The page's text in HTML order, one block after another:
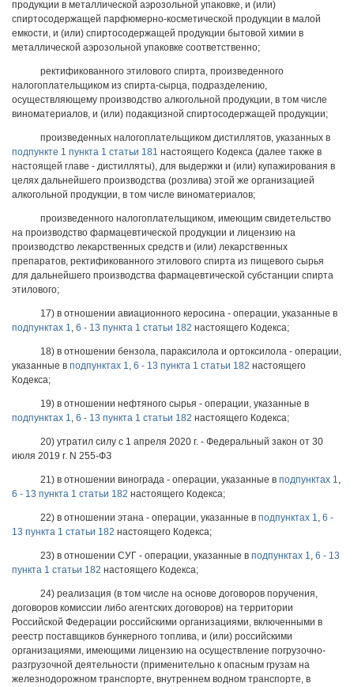
продукции в металлической аэрозольной упаковке, и (или)
спиртосодержащей парфюмерно-косметической продукции в малой
емкости, и (или) спиртосодержащей продукции бытовой химии в
металлической аэрозольной упаковке соответственно;
ректификованного этилового спирта, произведенного
налогоплательщиком из спирта-сырца, подразделению,
осуществляющему производство алкогольной продукции, в том числе
виноматериалов, и (или) подакцизной спиртосодержащей продукции;
произведенных налогоплательщиком дистиллятов, указанных в
подпункте 1 пункта 1 статьи 181 настоящего Кодекса (далее также в
настоящей главе - дистилляты), для выдержки и (или) купажирования в
целях дальнейшего производства (розлива) этой же организацией
алкогольной продукции, в том числе виноматериалов;
произведенного налогоплательщиком, имеющим свидетельство
на производство фармацевтической продукции и лицензию на
производство лекарственных средств и (или) лекарственных
препаратов, ректификованного этилового спирта из пищевого сырья
для дальнейшего производства фармацевтической субстанции спирта
этилового;
17) в отношении авиационного керосина - операции, указанные в
подпунктах 1, 6 - 13 пункта 1 статьи 182 настоящего Кодекса;
18) в отношении бензола, параксилола и ортоксилола - операции,
указанные в подпунктах 1, 6 - 13 пункта 1 статьи 182 настоящего
Кодекса;
19) в отношении нефтяного сырья - операции, указанные в
подпунктах 1, 6 - 13 пункта 1 статьи 182 настоящего Кодекса;
20) утратил силу с 1 апреля 2020 г. - Федеральный закон от 30
июля 2019 г. N 255-ФЗ
21) в отношении винограда - операции, указанные в подпунктах 1,
6 - 13 пункта 1 статьи 182 настоящего Кодекса;
22) в отношении этана - операции, указанные в подпунктах 1, 6 -
13 пункта 1 статьи 182 настоящего Кодекса;
23) в отношении СУГ - операции, указанные в подпунктах 1, 6 - 13
пункта 1 статьи 182 настоящего Кодекса;
24) реализация (в том числе на основе договоров поручения,
договоров комиссии либо агентских договоров) на территории
Российской Федерации российскими организациями, включенными в
реестр поставщиков бункерного топлива, и (или) российскими
организациями, имеющими лицензию на осуществление погрузочно-
разгрузочной деятельности (применительно к опасным грузам на
железнодорожном транспорте, внутреннем водном транспорте, в